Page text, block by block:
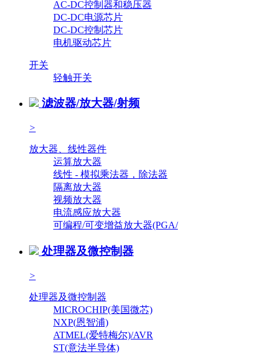
AC-DC控制器和稳压器
DC-DC电源芯片
DC-DC控制芯片
电机驱动芯片
开关
轻触开关
滤波器/放大器/射频
>
放大器、线性器件
运算放大器
线性 - 模拟乘法器，除法器
隔离放大器
视频放大器
电流感应放大器
可编程/可变增益放大器(PGA/
处理器及微控制器
>
处理器及微控制器
MICROCHIP(美国微芯)
NXP(恩智浦)
ATMEL(爱特梅尔)/AVR
ST(意法半导体)